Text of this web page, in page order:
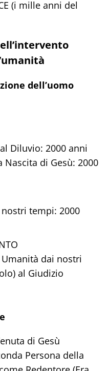
(i mille anni del
dell’uomo
Diluvio: 2000 anni
Nascita di Gesù: 2000
nostri tempi: 2000
dai nostri
al Giudizio
di Gesù
Persona della